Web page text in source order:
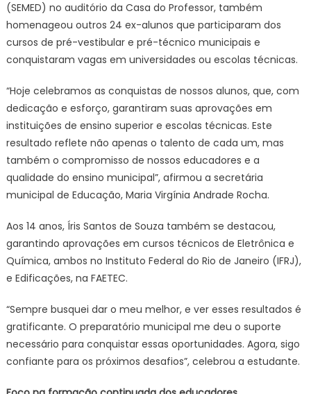
(SEMED) no auditório da Casa do Professor, também
homenageou outros 24 ex-alunos que participaram dos
cursos de pré-vestibular e pré-técnico municipais e
conquistaram vagas em universidades ou escolas técnicas.
“Hoje celebramos as conquistas de nossos alunos, que, com
dedicação e esforço, garantiram suas aprovações em
instituições de ensino superior e escolas técnicas. Este
resultado reflete não apenas o talento de cada um, mas
também o compromisso de nossos educadores e a
qualidade do ensino municipal”, afirmou a secretária
municipal de Educação, Maria Virgínia Andrade Rocha.
Aos 14 anos, Íris Santos de Souza também se destacou,
garantindo aprovações em cursos técnicos de Eletrônica e
Química, ambos no Instituto Federal do Rio de Janeiro (IFRJ),
e Edificações, na FAETEC.
“Sempre busquei dar o meu melhor, e ver esses resultados é
gratificante. O preparatório municipal me deu o suporte
necessário para conquistar essas oportunidades. Agora, sigo
confiante para os próximos desafios”, celebrou a estudante.